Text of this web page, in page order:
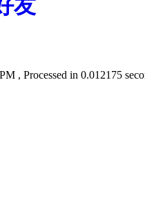
友
, Processed in 0.012175